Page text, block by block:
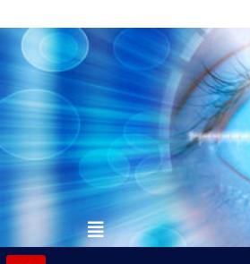
to
contentvinivida.lk